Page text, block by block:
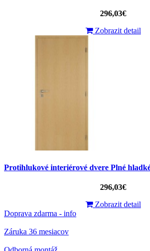
296,03€
Zobrazit detail
Protihlukové interiérové ​​dvere Plné
296,03€
Zobrazit detail
Doprava zdarma - info
Záruka 36 mesiacov